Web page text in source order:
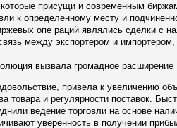
присущи и современным
к определенному месту и
опе раций являлись сделки с
между экспортером и
вызвала громадное расширение
привела к увеличению
товара и регулярности поставок.
ведение торговли на основе
уверенность в получении